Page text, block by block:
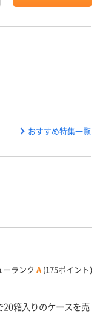
おすすめ特集一覧
ーランク A (175ポイント)
20箱入りのケースを売